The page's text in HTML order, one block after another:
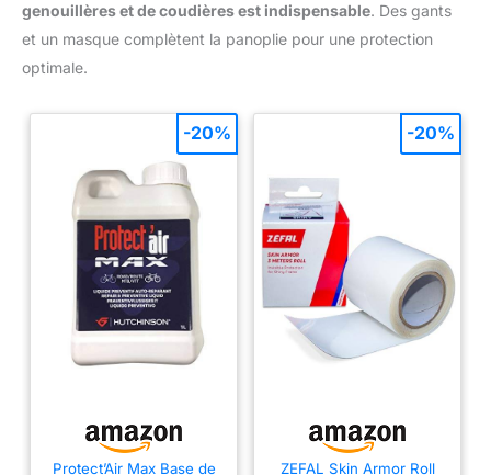
genouillères et de coudières est indispensable. Des gants
et un masque complètent la panoplie pour une protection
optimale.
Protect’Air Max Base de
-20%
ZEFAL Skin Armor Roll
-20%